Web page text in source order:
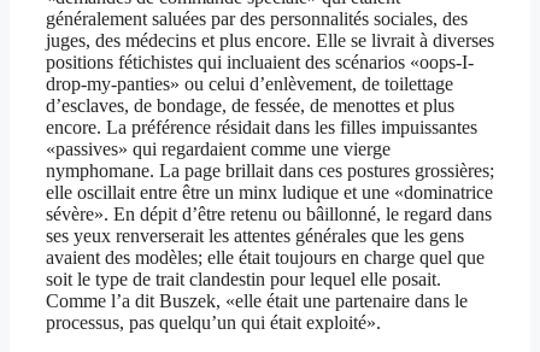
généralement saluées par des personnalités sociales, des
juges, des médecins et plus encore. Elle se livrait à diverses
positions fétichistes qui incluaient des scénarios «oops-I-
drop-my-panties» ou celui d’enlèvement, de toilettage
d’esclaves, de bondage, de fessée, de menottes et plus
encore. La préférence résidait dans les filles impuissantes
«passives» qui regardaient comme une vierge
nymphomane. La page brillait dans ces postures grossières;
elle oscillait entre être un minx ludique et une «dominatrice
sévère». En dépit d’être retenu ou bâillonné, le regard dans
ses yeux renverserait les attentes générales que les gens
avaient des modèles; elle était toujours en charge quel que
soit le type de trait clandestin pour lequel elle posait.
Comme l’a dit Buszek, «elle était une partenaire dans le
processus, pas quelqu’un qui était exploité».